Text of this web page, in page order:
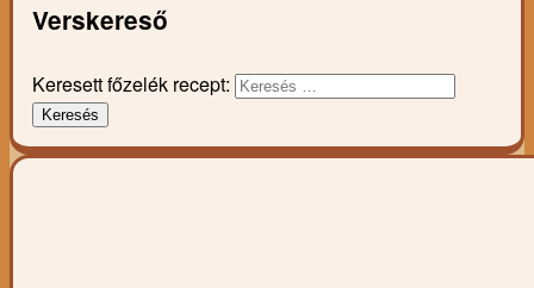
Verskereső
Keresett főzelék recept:
Keresés